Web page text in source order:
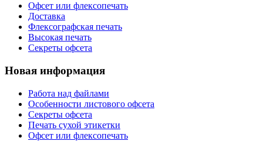
Офсет или флексопечать
Доставка
Флексографская печать
Высокая печать
Секреты офсета
Новая информация
Работа над файлами
Особенности листового офсета
Секреты офсета
Печать сухой этикетки
Офсет или флексопечать